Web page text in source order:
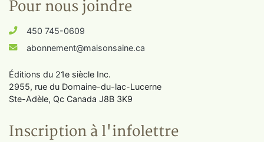
Pour nous joindre
450 745-0609
abonnement@maisonsaine.ca
Éditions du 21e siècle Inc.
2955, rue du Domaine-du-lac-Lucerne
Ste-Adèle, Qc Canada J8B 3K9
Inscription à l'infolettre